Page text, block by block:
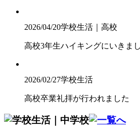
2026/04/20学校生活｜高校
高校3年生ハイキングにいきま
2026/02/27学校生活
高校卒業礼拝が行われました